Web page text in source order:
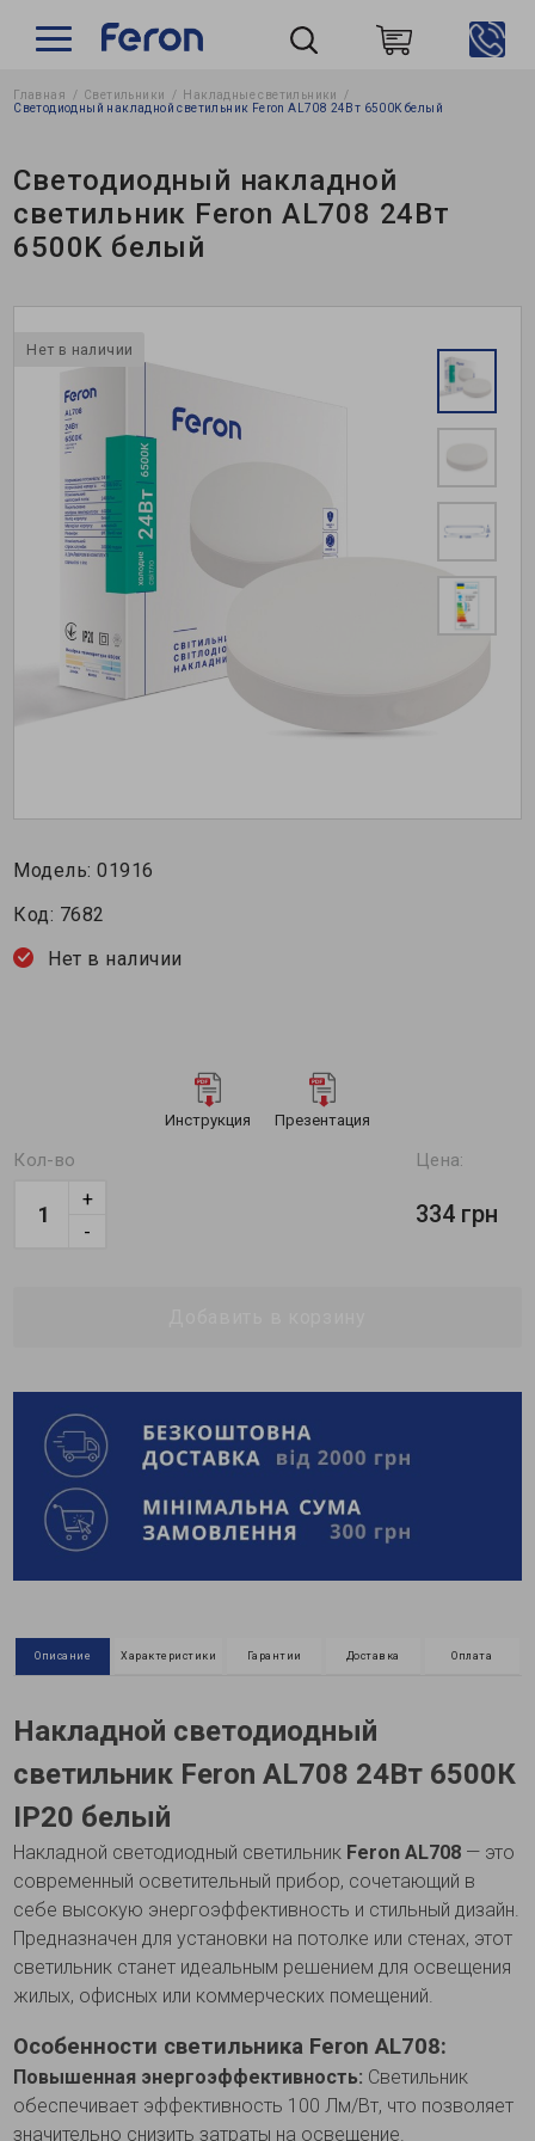
Пошук
Главная Светильники
Накладные cветильники
Светодиодный накладной светильник Feron AL708 24Вт 6500K белый
Светодиодный накладной
светильник Feron AL708 24Вт
6500K белый
Нет в наличии
Модель:01916
Код: 7682
Нет в наличии
Инструкция Презентация
Кол-во
-
+
Цена:
334 грн
Описание Характеристики Гарантии Доставка Оплата
Накладной светодиодный
светильник Feron AL708 24Вт 6500К
IP20 белый
Накладной светодиодный светильник Feron AL708 — это
современный осветительный прибор, сочетающий в
себе высокую энергоэффективность и стильный дизайн.
Предназначен для установки на потолке или стенах, этот
светильник станет идеальным решением для освещения
жилых, офисных или коммерческих помещений.
Особенности светильника Feron AL708:
Повышенная энергоэффективность: Светильник
обеспечивает эффективность 100 Лм/Вт, что позволяет
значительно снизить затраты на освещение.